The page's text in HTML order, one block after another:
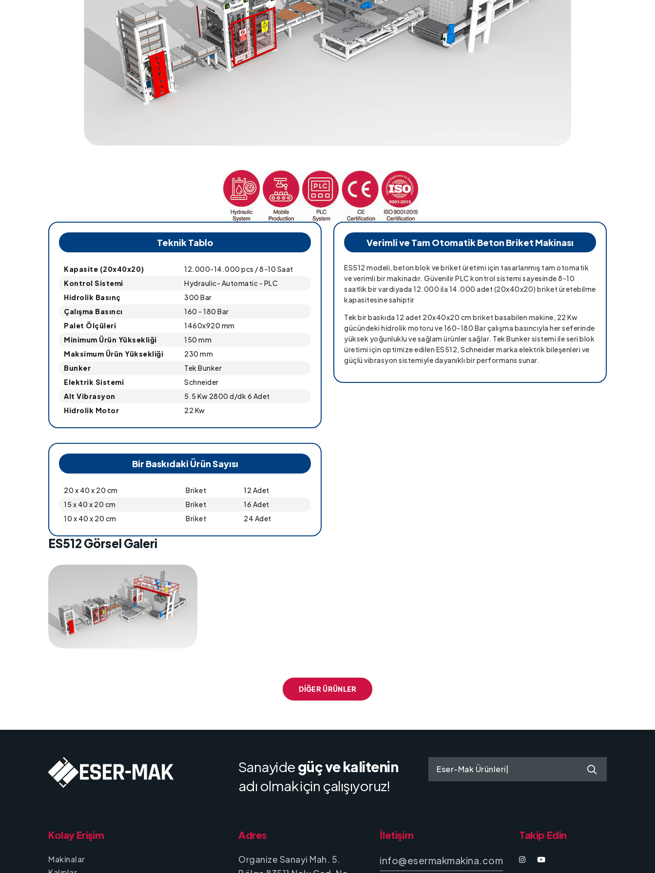
Teknik Tablo
Kapasite (20x40x20)
12.000-14.000 pcs / 8-10 Saat
Kontrol Sistemi
Hydraulic- Automatic - PLC
Hidrolik Basınç
300 Bar
Çalışma Basıncı
160 - 180 Bar
Palet Ölçüleri
1460x920 mm
Minimum Ürün Yüksekliği
150 mm
Maksimum Ürün Yüksekliği
230 mm
Bunker
Tek Bunker
Elektrik Sistemi
Schneider
Alt Vibrasyon
5.5 Kw 2800 d/dk 6 Adet
Hidrolik Motor
22 Kw
Bir Baskıdaki Ürün Sayısı
20 x 40 x 20 cm Briket
12 Adet
15 x 40 x 20 cm
Briket
16 Adet
10 x 40 x 20 cm
Briket 24 Adet
Verimli ve Tam Otomatik Beton Briket Makinası
ES512 modeli, beton blok ve briket üretimi için tasarlanmış tam otomatik
ve verimli bir makinadır. Güvenilir PLC kontrol sistemi sayesinde 8-10
saatlik bir vardiyada 12.000 ila 14.000 adet (20x40x20) briket üretebilme
kapasitesine sahiptir
Tek bir baskıda 12 adet 20x40x20 cm briket basabilen makine, 22 Kw
gücündeki hidrolik motoru ve 160-180 Bar çalışma basıncıyla her seferinde
yüksek yoğunluklu ve sağlam ürünler sağlar. Tek Bunker sistemi ile seri blok
üretimi için optimize edilen ES512, Schneider marka elektrik bileşenleri ve
güçlü vibrasyon sistemiyle dayanıklı bir performans sunar.
ES512 Görsel Galeri
DIĞER ÜRÜNLER
Sanayide güç ve kalitenin
adı olmak için çalışıyoruz!
Eser-Mak Ürünleri
Kolay Erişim
Makinalar
Adres
Organize Sanayi Mah. 5.
İletişim
info@esermakmakina.com
Takip Edin